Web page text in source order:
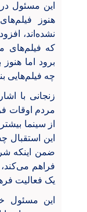
این مسئول
هنوز
نشده‌اند،
که فیلم‌های
برود اما
چه فیلم‌هایی
زنجانی با
مردم اوقات
از سینما
این استقبال
ضمن اینکه
فراهم می‌کند،
یک فعالیت
این مسئول